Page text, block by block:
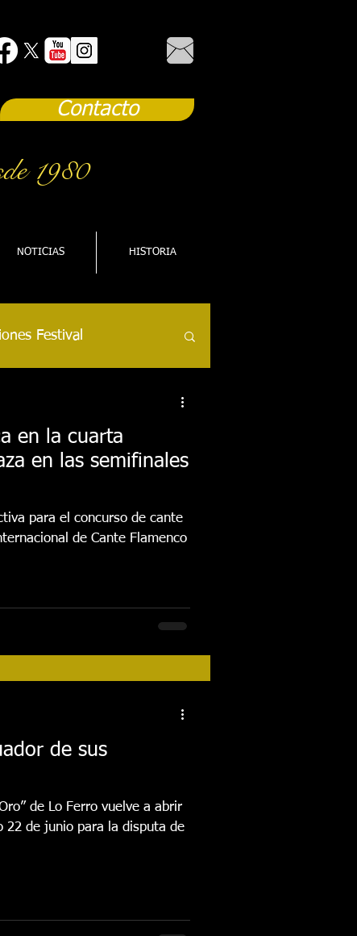
Contacto
1980
NOTICIAS HISTORIA
Festival
Actividades
FESTIVAL 2026
en la cuarta
en las semifinales
para el concurso de cante
de Cante Flamenco
de sus
de Lo Ferro vuelve a abrir
22 de junio para la disputa de